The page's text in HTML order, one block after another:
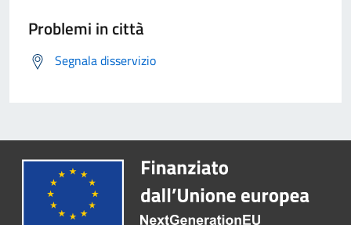
Problemi in città
Segnala disservizio